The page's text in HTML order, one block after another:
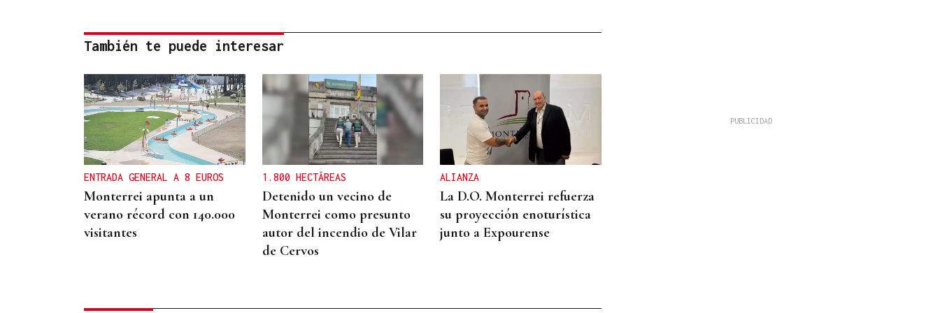
También te puede interesar
ENTRADA GENERAL A 8 EUROS
Monterrei apunta a un
verano récord con 140.000
visitantes
1.800 HECTÁREAS
Detenido un vecino de
Monterrei como presunto
autor del incendio de Vilar
de Cervos
ALIANZA
La D.O. Monterrei refuerza
su proyección enoturística
junto a Expourense